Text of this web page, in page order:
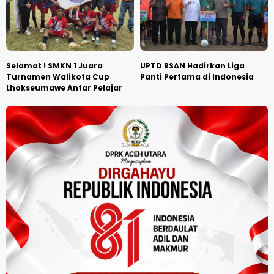
Selamat ! SMKN 1 Juara
Turnamen Walikota Cup
Lhokseumawe Antar Pelajar
UPTD RSAN Hadirkan Liga
Panti Pertama di Indonesia